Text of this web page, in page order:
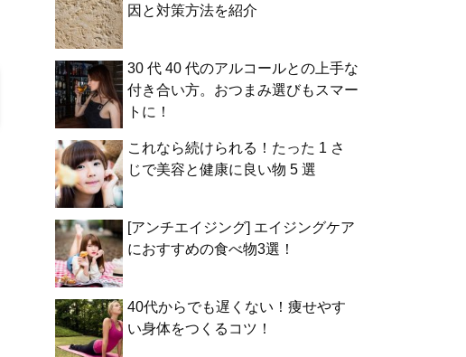
因と対策方法を紹介
30 代 40 代のアルコールとの上手な
付き合い方。おつまみ選びもスマー
トに！
これなら続けられる！たった 1 さ
じで美容と健康に良い物 5 選
[アンチエイジング] エイジングケア
におすすめの食べ物3選！
40代からでも遅くない！痩せやす
い身体をつくるコツ！